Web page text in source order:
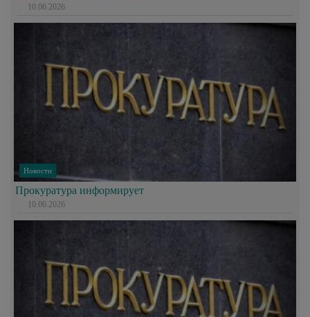
10.06.2026
Новости
Прокуратура информирует
10.06.2026